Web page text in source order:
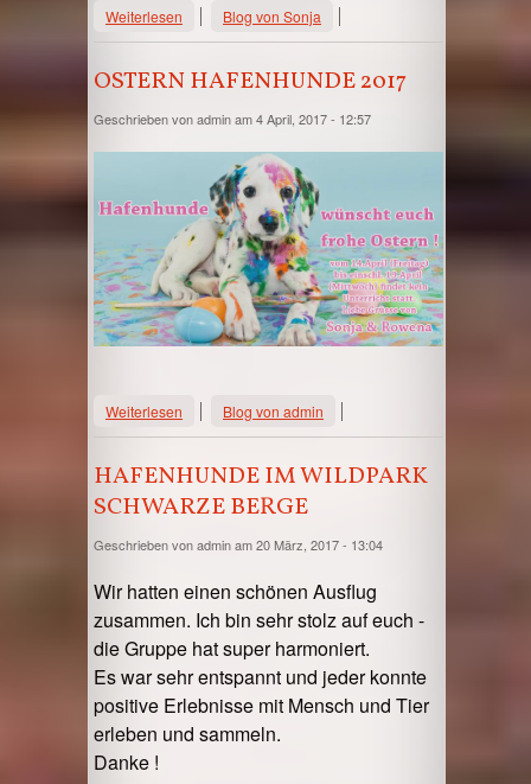
Weiterlesen über Fitness mit Hund
Blog von Sonja
OSTERN HAFENHUNDE 2017
Geschrieben vonadminam 4 April, 2017 - 12:57
Weiterlesen über Ostern Hafenhunde 2017
Blog von admin
HAFENHUNDE IM WILDPARK
SCHWARZE BERGE
Geschrieben vonadminam 20 März, 2017 - 13:04
Wir hatten einen schönen Ausflug
zusammen. Ich bin sehr stolz auf euch -
die Gruppe hat super harmoniert.
Es war sehr entspannt und jeder konnte
positive Erlebnisse mit Mensch und Tier
erleben und sammeln.
Danke !